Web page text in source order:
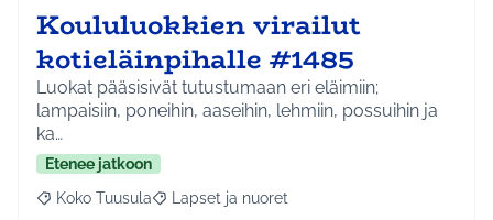
Koululuokkien virailut
kotieläinpihalle #1485
Luokat pääsisivät tutustumaan eri eläimiin;
lampaisiin, poneihin, aaseihin, lehmiin, possuihin ja
ka…
Etenee jatkoon
Rajaa tulokset aihepiirin mukaan: Koko Tuusula
Koko Tuusula Rajaa tulokset teeman mukaan: Lapset ja
Lapset ja nuoret